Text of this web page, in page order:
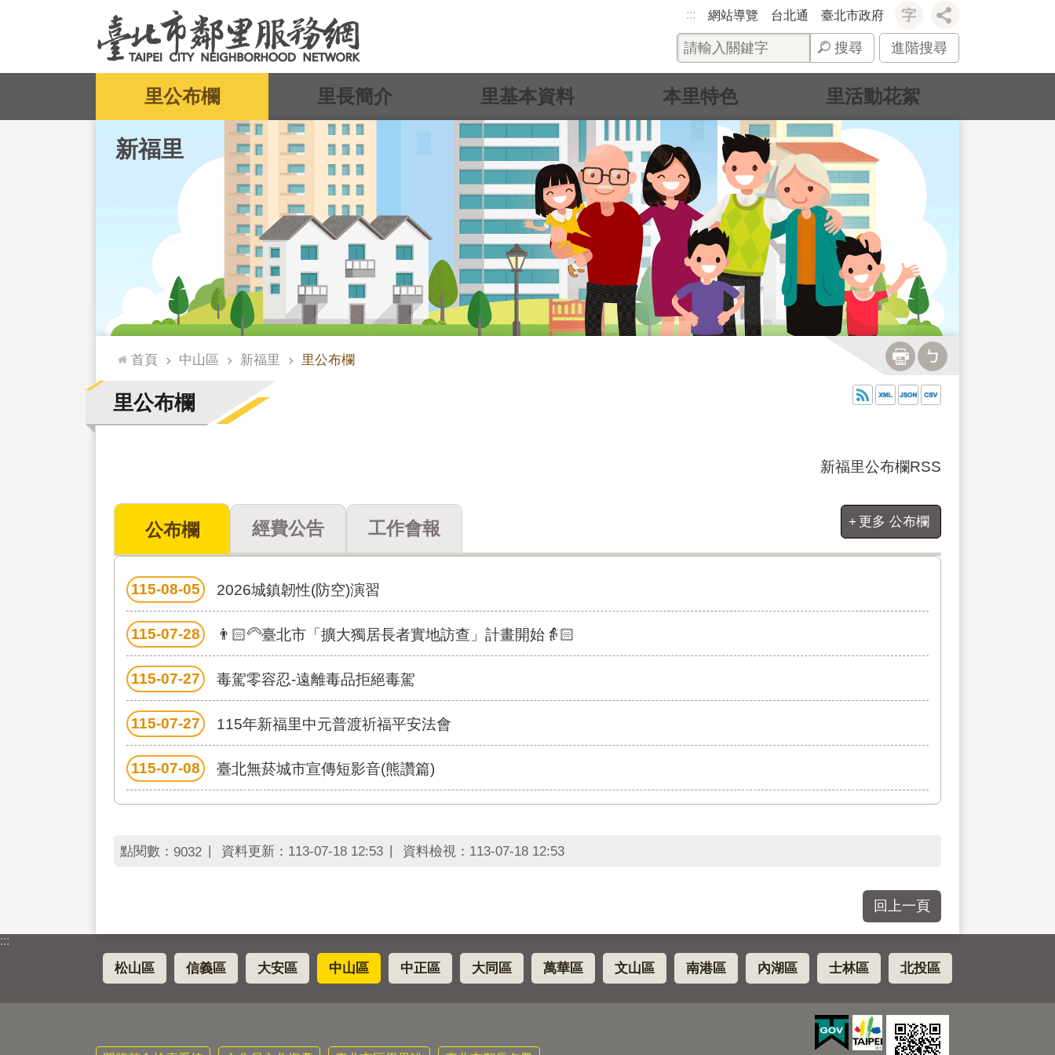
::: 網站導覽 台北通 臺北市政府
搜尋 進階搜尋
新福里
里公布欄 里長簡介 里基本資料 本里特色 里活動花絮
::: 首頁 中山區 新福里 里公布欄
里公布欄
新福里公布欄RSS
公布欄 經費公告 工作會報
115-08-05 2026城鎮韌性(防空)演習
115-07-28 👨🏻‍🦳臺北市「擴大獨居長者實地訪查」計畫開始👵🏻
115-07-27 毒駕零容忍-遠離毒品拒絕毒駕
115-07-27 115年新福里中元普渡祈福平安法會
115-07-08 臺北無菸城市宣傳短影音(熊讚篇)
更多 公布欄
點閱數： 9032 資料更新： 113-07-18 12:53 資料檢視： 113-07-18 12:53
回上一頁
:::
松山區 信義區 大安區 中山區 中正區 大同區 萬華區 文山區 南港區 內湖區 士林區 北投區